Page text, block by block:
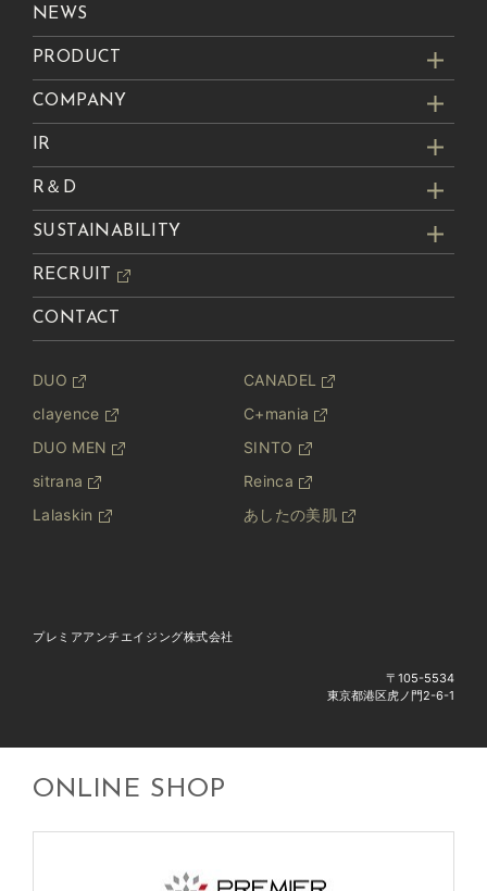
NEWS
PRODUCT
COMPANY
IR
R＆D
SUSTAINABILITY
RECRUIT
CONTACT
DUO
CANADEL
clayence
C+mania
DUO MEN
SINTO
sitrana
Reinca
Lalaskin
あしたの美肌
プレミアアンチエイジング株式会社
〒105-5534
東京都港区虎ノ門2-6-1
ONLINE SHOP